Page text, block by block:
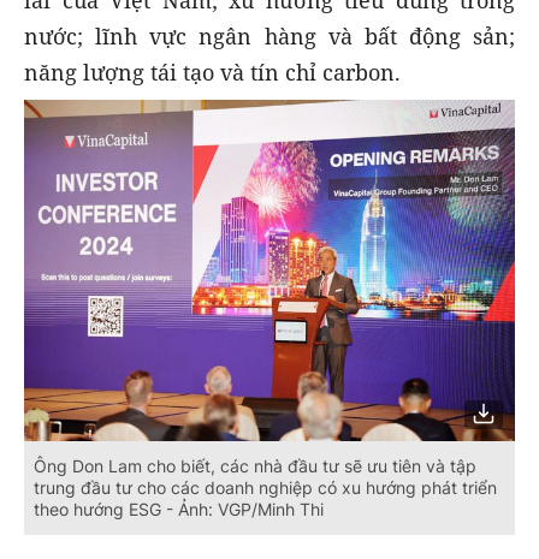
nước; lĩnh vực ngân hàng và bất động sản;
năng lượng tái tạo và tín chỉ carbon.
Ông Don Lam cho biết, các nhà đầu tư sẽ ưu tiên và tập
trung đầu tư cho các doanh nghiệp có xu hướng phát triển
theo hướng ESG - Ảnh: VGP/Minh Thi